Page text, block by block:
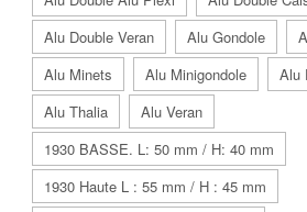
Alu Double Veran
Alu Gondole
Alu Minets
Alu Minigondole Alu
Alu Thalia
Alu Veran
1930 BASSE. L: 50 mm / H: 40 mm
1930 Haute L : 55 mm / H : 45 mm